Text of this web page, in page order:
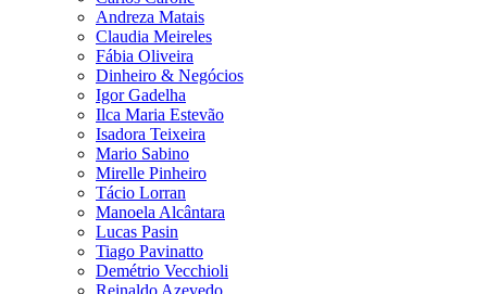
Andreza Matais
Claudia Meireles
Fábia Oliveira
Dinheiro & Negócios
Igor Gadelha
Ilca Maria Estevão
Isadora Teixeira
Mario Sabino
Mirelle Pinheiro
Tácio Lorran
Manoela Alcântara
Lucas Pasin
Tiago Pavinatto
Demétrio Vecchioli
Reinaldo Azevedo